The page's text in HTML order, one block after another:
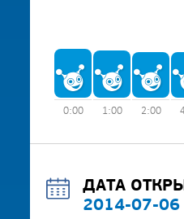
0:00 1:00 2:00
ДАТА
2014-07-06